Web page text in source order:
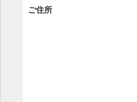
ご住所